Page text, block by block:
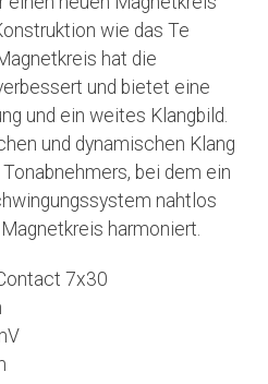
wie das Te
hat die
und bietet eine
und ein weites Klangbild.
und dynamischen Klang
bei dem ein
nahtlos
harmoniert.
7x30